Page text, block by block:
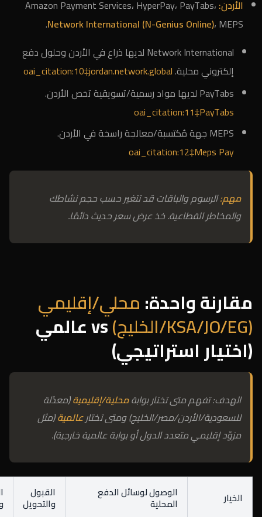
الأردن:
Network International (N-Genius Online)، MEPS.
Network International لديها ذراع في الأردن وحلول دفع
إلكتروني محلية.oai_citation:10‡jordan.network.global
PayTabs لديها مواد رسمية/تسويقية تخص الأردن.
oai_citation:11‡PayTabs
MEPS جهة مُكتسبة/معالجة راسخة في الأردن.
oai_citation:12‡Meps Pay
مهم:الرسوم والباقات قد تتغير حسب حجم نشاطك
والمخاطر القطاعية. خذ عرض سعر حديث دائمًا.
مقارنة واحدة:محلي/إقليمي
(KSA/JO/EG/الخليج) vs عالمي
(اختيار استراتيجي)
الهدف: تفهم متى تختار بوابةمحلية/إقليمية(معدّلة
للسعودية/الأردن/مصر/الخليج) ومتى تختارعالمية(مثل
مزوّد إقليمي متعدد الدول أو بوابة عالمية خارجية).
الخيار الوصول لوسائل الدفع
المحلية
القبول
والتحويل